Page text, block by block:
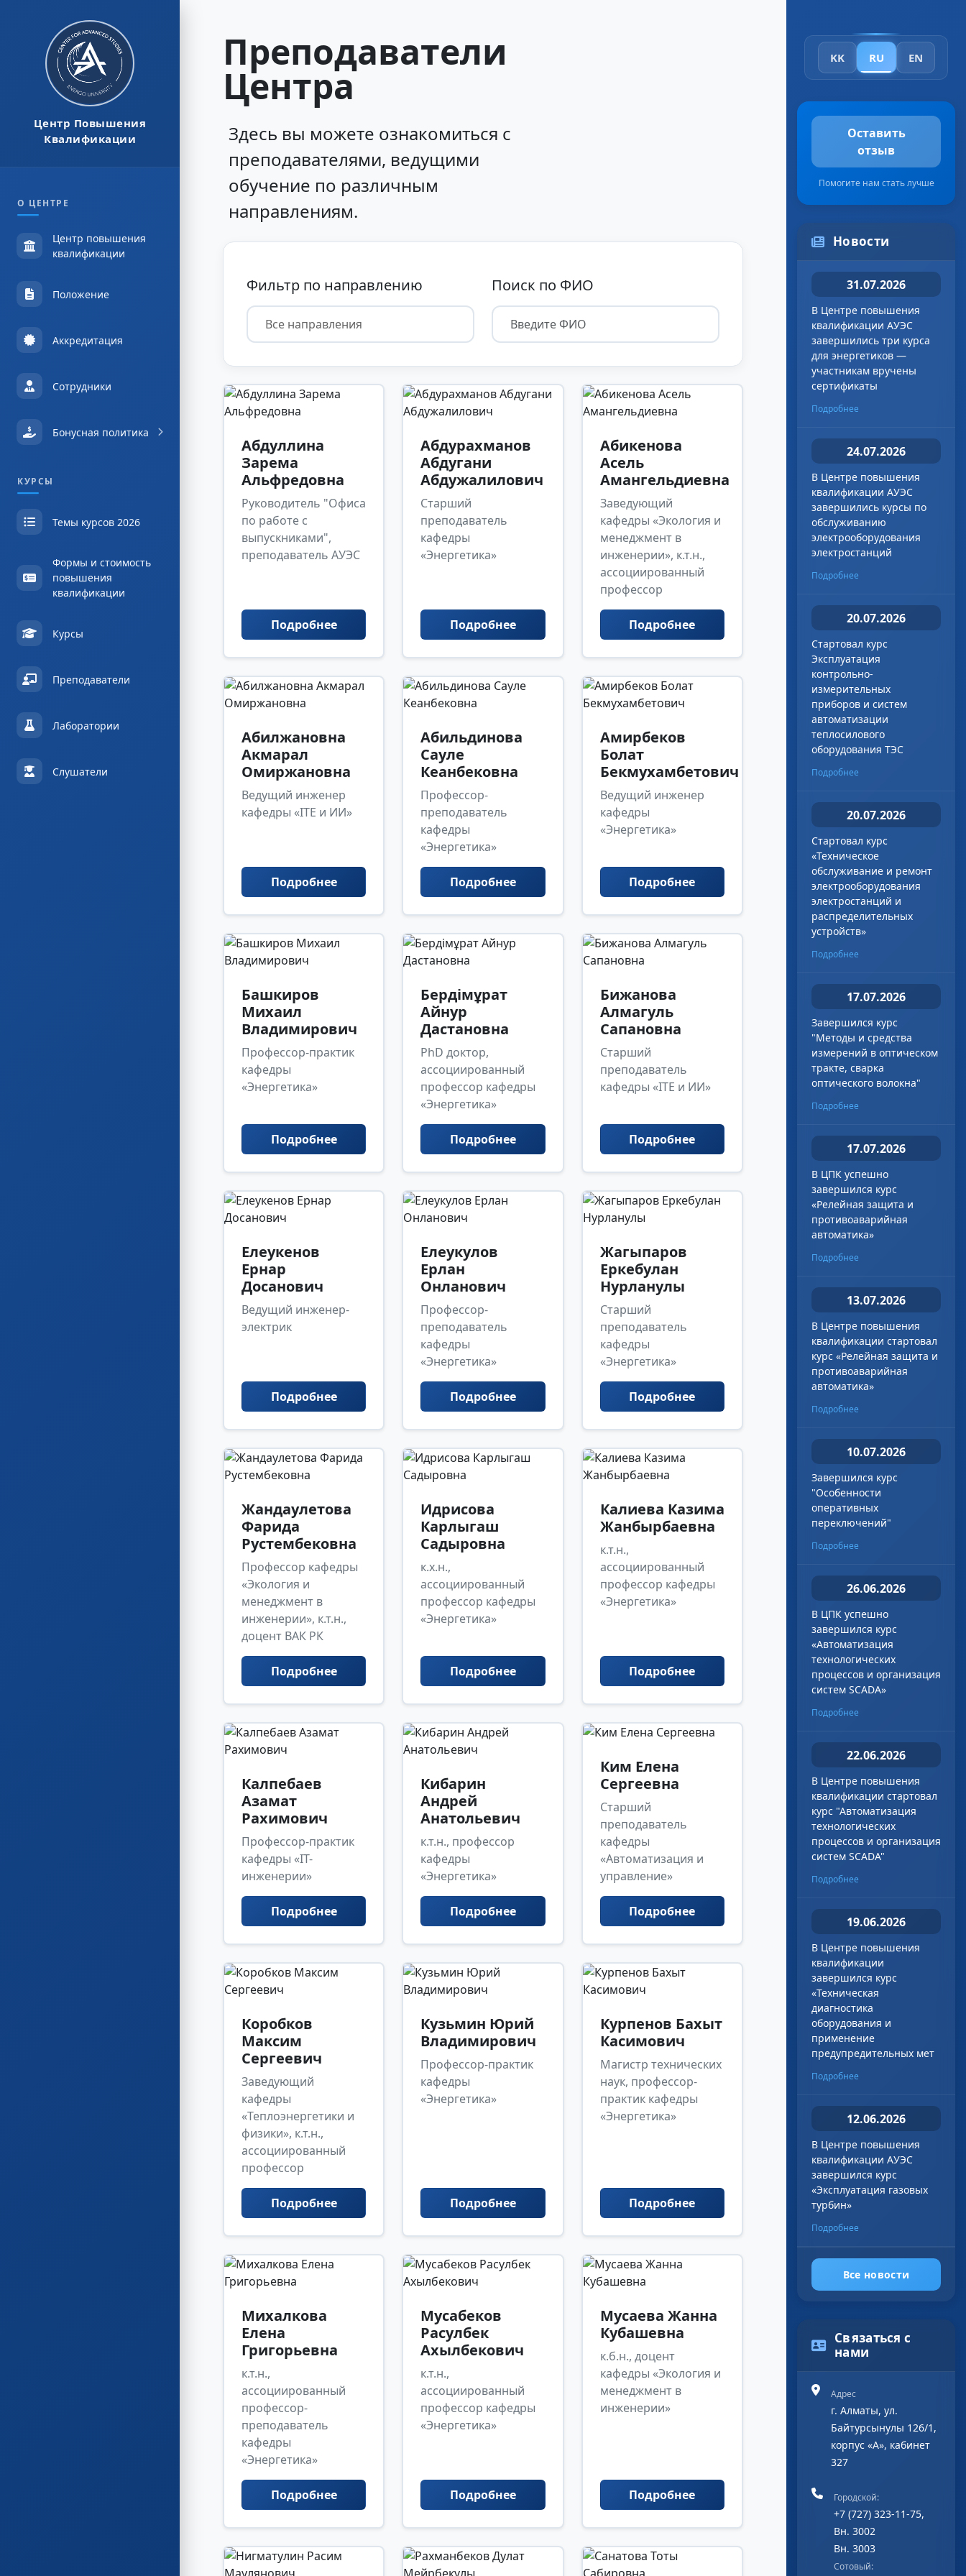
Центр Повышения
Квалификации
О ЦЕНТРЕ
Центр повышения
квалификации
Положение
Аккредитация
Сотрудники
Бонусная политика
КУРСЫ
Темы курсов 2026
Формы и стоимость
повышения
квалификации
Курсы
Преподаватели
Лаборатории
Слушатели
Преподаватели
Центра
Здесь вы можете ознакомиться с
преподавателями, ведущими
обучение по различным
направлениям.
Фильтр по направлению Поиск по ФИО
Абдуллина
Зарема
Альфредовна
Руководитель "Офиса
по работе с
выпускниками",
преподаватель АУЭС
Подробнее
Абдурахманов
Абдугани
Абдужалилович
Старший
преподаватель
кафедры
«Энергетика»
Подробнее
Абикенова
Асель
Амангельдиевна
Заведующий
кафедры «Экология и
менеджмент в
инженерии», к.т.н.,
ассоциированный
профессор
Подробнее
Абилжановна
Акмарал
Омиржановна
Ведущий инженер
кафедры «ITE и ИИ»
Подробнее
Абильдинова
Сауле
Кеанбековна
Профессор-
преподаватель
кафедры
«Энергетика»
Подробнее
Амирбеков
Болат
Бекмухамбетович
Ведущий инженер
кафедры
«Энергетика»
Подробнее
Башкиров
Михаил
Владимирович
Профессор-практик
кафедры
«Энергетика»
Подробнее
Бердімұрат
Айнур
Дастановна
PhD доктор,
ассоциированный
профессор кафедры
«Энергетика»
Подробнее
Бижанова
Алмагуль
Сапановна
Старший
преподаватель
кафедры «ITE и ИИ»
Подробнее
Елеукенов
Ернар
Досанович
Ведущий инженер-
электрик
Подробнее
Елеукулов
Ерлан
Онланович
Профессор-
преподаватель
кафедры
«Энергетика»
Подробнее
Жагыпаров
Еркебулан
Нурланулы
Старший
преподаватель
кафедры
«Энергетика»
Подробнее
Жандаулетова
Фарида
Рустембековна
Профессор кафедры
«Экология и
менеджмент в
инженерии», к.т.н.,
доцент ВАК РК
Подробнее
Идрисова
Карлыгаш
Садыровна
к.х.н.,
ассоциированный
профессор кафедры
«Энергетика»
Подробнее
Калиева Казима
Жанбырбаевна
к.т.н.,
ассоциированный
профессор кафедры
«Энергетика»
Подробнее
Калпебаев
Азамат
Рахимович
Профессор-практик
кафедры «IT-
инженерии»
Подробнее
Кибарин
Андрей
Анатольевич
к.т.н., профессор
кафедры
«Энергетика»
Подробнее
Ким Елена
Сергеевна
Старший
преподаватель
кафедры
«Автоматизация и
управление»
Подробнее
Коробков
Максим
Сергеевич
Заведующий
кафедры
«Теплоэнергетики и
физики», к.т.н.,
ассоциированный
профессор
Подробнее
Кузьмин Юрий
Владимирович
Профессор-практик
кафедры
«Энергетика»
Подробнее
Курпенов Бахыт
Касимович
Магистр технических
наук, профессор-
практик кафедры
«Энергетика»
Подробнее
Михалкова
Елена
Григорьевна
к.т.н.,
ассоциированный
профессор-
преподаватель
кафедры
«Энергетика»
Подробнее
Мусабеков
Расулбек
Ахылбекович
к.т.н.,
ассоциированный
профессор кафедры
«Энергетика»
Подробнее
Мусаева Жанна
Кубашевна
к.б.н., доцент
кафедры «Экология и
менеджмент в
инженерии»
Подробнее
KK RU EN
Оставить
отзыв
Помогите нам стать лучше
Новости
31.07.2026
В Центре повышения
квалификации АУЭС
завершились три курса
для энергетиков —
участникам вручены
сертификаты
Подробнее
24.07.2026
В Центре повышения
квалификации АУЭС
завершились курсы по
обслуживанию
электрооборудования
электростанций
Подробнее
20.07.2026
Стартовал курс
Эксплуатация
контрольно-
измерительных
приборов и систем
автоматизации
теплосилового
оборудования ТЭС
Подробнее
20.07.2026
Стартовал курс
«Техническое
обслуживание и ремонт
электрооборудования
электростанций и
распределительных
устройств»
Подробнее
17.07.2026
Завершился курс
"Методы и средства
измерений в оптическом
тракте, сварка
оптического волокна"
Подробнее
17.07.2026
В ЦПК успешно
завершился курс
«Релейная защита и
противоаварийная
автоматика»
Подробнее
13.07.2026
В Центре повышения
квалификации стартовал
курс «Релейная защита и
противоаварийная
автоматика»
Подробнее
10.07.2026
Завершился курс
"Особенности
оперативных
переключений"
Подробнее
26.06.2026
В ЦПК успешно
завершился курс
«Автоматизация
технологических
процессов и организация
систем SCADA»
Подробнее
22.06.2026
В Центре повышения
квалификации стартовал
курс "Автоматизация
технологических
процессов и организация
систем SCADA"
Подробнее
19.06.2026
В Центре повышения
квалификации
завершился курс
«Техническая
диагностика
оборудования и
применение
предупредительных мет
Подробнее
12.06.2026
В Центре повышения
квалификации АУЭС
завершился курс
«Эксплуатация газовых
турбин»
Подробнее
Все новости
Связаться с
нами
Адрес
г. Алматы, ул.
Байтурсынулы 126/1,
корпус «А», кабинет
327
Городской:
+7 (727) 323-11-75,
Вн. 3002
Вн. 3003
Сотовый: